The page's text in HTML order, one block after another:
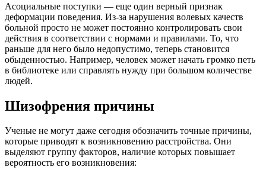
Асоциальные поступки — еще один верный признак
деформации поведения. Из-за нарушения волевых качеств
больной просто не может постоянно контролировать свои
действия в соответствии с нормами и правилами. То, что
раньше для него было недопустимо, теперь становится
обыденностью. Например, человек может начать громко петь
в библиотеке или справлять нужду при большом количестве
людей.
Шизофрения причины
Ученые не могут даже сегодня обозначить точные причины,
которые приводят к возникновению расстройства. Они
выделяют группу факторов, наличие которых повышает
вероятность его возникновения: